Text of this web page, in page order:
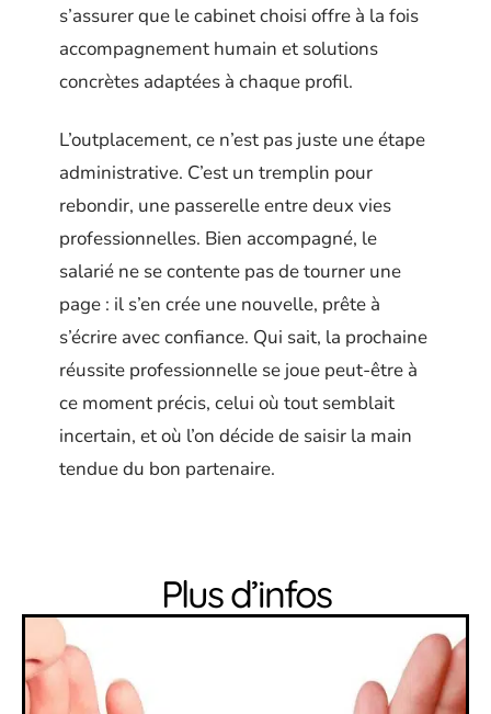
s’assurer que le cabinet choisi offre à la fois
accompagnement humain et solutions
concrètes adaptées à chaque profil.
L’outplacement, ce n’est pas juste une étape
administrative. C’est un tremplin pour
rebondir, une passerelle entre deux vies
professionnelles. Bien accompagné, le
salarié ne se contente pas de tourner une
page : il s’en crée une nouvelle, prête à
s’écrire avec confiance. Qui sait, la prochaine
réussite professionnelle se joue peut-être à
ce moment précis, celui où tout semblait
incertain, et où l’on décide de saisir la main
tendue du bon partenaire.
Plus d’infos